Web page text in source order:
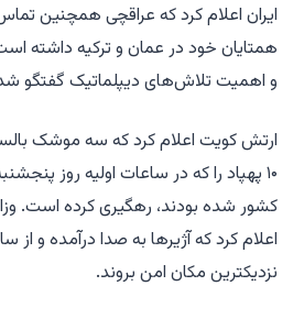
ایران اعلام کرد که عراقچی همچنین
همتایان خود در عمان و ترکیه داشته
و اهمیت تلاش‌های دیپلماتیک گفتگو
ارتش کویت اعلام کرد که سه موشک
۱۰ پهپاد را که در ساعات اولیه روز
کشور شده بودند، رهگیری کرده است.
اعلام کرد که آژیرها به صدا درآمده و از
نزدیکترین مکان امن بروند.